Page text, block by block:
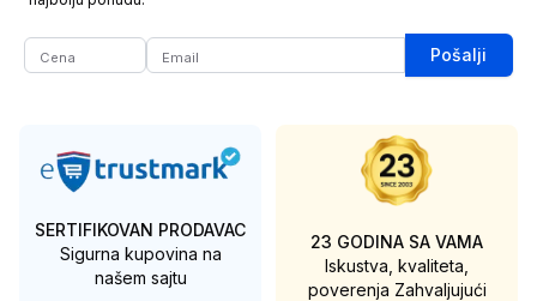
Pošalji
SERTIFIKOVAN PRODAVAC
Sigurna kupovina na
našem sajtu
23 GODINA SA VAMA
Iskustva, kvaliteta,
poverenja Zahvaljujući